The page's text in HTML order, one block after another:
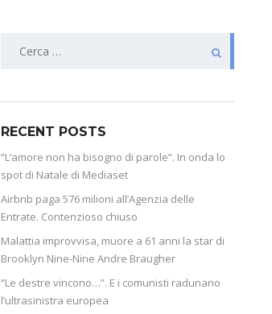
RECENT POSTS
“L’amore non ha bisogno di parole”. In onda lo
spot di Natale di Mediaset
Airbnb paga 576 milioni all’Agenzia delle
Entrate. Contenzioso chiuso
Malattia improvvisa, muore a 61 anni la star di
Brooklyn Nine-Nine Andre Braugher
“Le destre vincono…”. E i comunisti radunano
l’ultrasinistra europea